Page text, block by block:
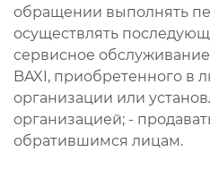
обращении выполнять
осуществлять
сервисное
BAXI, приобретенного в
организации или
организацией; -
обратившимся лицам.